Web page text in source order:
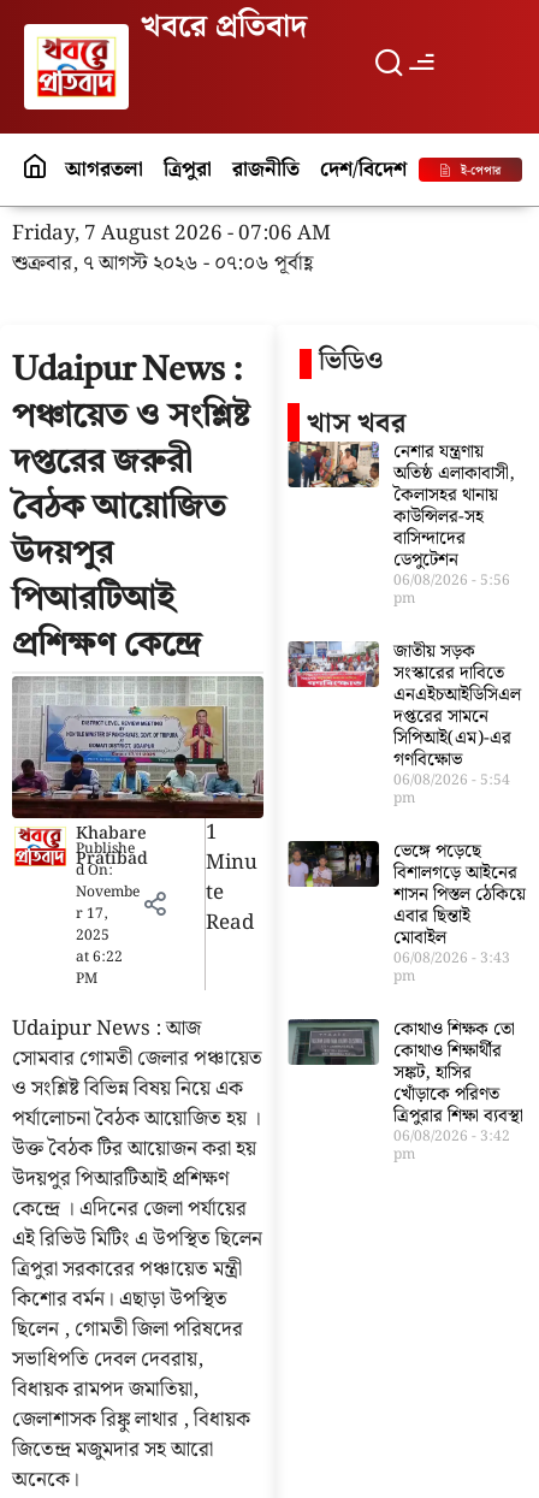
খবরে প্রতিবাদ
আগরতলা ত্রিপুরা রাজনীতি দেশ/বিদেশ পর্যটনই-পেপার
Friday, 7 August 2026 - 07:06 AM
শুক্রবার, ৭ আগস্ট ২০২৬ - ০৭:০৬ পূর্বাহ্ণ
Udaipur News :
পঞ্চায়েত ও সংশ্লিষ্ট
দপ্তরের জরুরী
বৈঠক আয়োজিত
উদয়পুর
পিআরটিআই
প্রশিক্ষণ কেন্দ্রে
Khabare
Pratibad
Publishe
d On:
Novembe
r 17,
2025
at6:22
PM
1
Minu
Te
Read
Udaipur News : আজ
সোমবার গোমতী জেলার পঞ্চায়েত
ও সংশ্লিষ্ট বিভিন্ন বিষয় নিয়ে এক
পর্যালোচনা বৈঠক আয়োজিত হয় ।
উক্ত বৈঠক টির আয়োজন করা হয়
উদয়পুর পিআরটিআই প্রশিক্ষণ
কেন্দ্রে । এদিনের জেলা পর্যায়ের
এই রিভিউ মিটিং এ উপস্থিত ছিলেন
ত্রিপুরা সরকারের পঞ্চায়েত মন্ত্রী
কিশোর বর্মন। এছাড়া উপস্থিত
ছিলেন , গোমতী জিলা পরিষদের
সভাধিপতি দেবল দেবরায়,
বিধায়ক রামপদ জমাতিয়া,
জেলাশাসক রিঙ্কু লাথার , বিধায়ক
জিতেন্দ্র মজুমদার সহ আরো
অনেকে।
ভিডিও
খাস খবর
নেশার যন্ত্রণায়
অতিষ্ঠ এলাকাবাসী,
কৈলাসহর থানায়
কাউন্সিলর-সহ
বাসিন্দাদের
ডেপুটেশন
06/08/2026 5:56
pm
জাতীয় সড়ক
সংস্কারের দাবিতে
এনএইচআইডিসিএল
দপ্তরের সামনে
সিপিআই(এম)-এর
গণবিক্ষোভ
06/08/2026 5:54
pm
ভেঙ্গে পড়েছে
বিশালগড়ে আইনের
শাসন পিস্তল ঠেকিয়ে
এবার ছিন্তাই
মোবাইল
06/08/2026 3:43
pm
কোথাও শিক্ষক তো
কোথাও শিক্ষার্থীর
সঙ্কট, হাসির
খোঁড়াকে পরিণত
ত্রিপুরার শিক্ষা ব্যবস্থা
06/08/2026 3:42
pm